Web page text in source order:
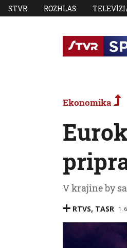
STVR ROZHLAS
Ekonomika
V krajine by
RTVS, TASR 1.